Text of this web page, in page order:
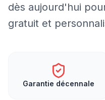
dès aujourd'hui
gratuit et
Garantie décennale